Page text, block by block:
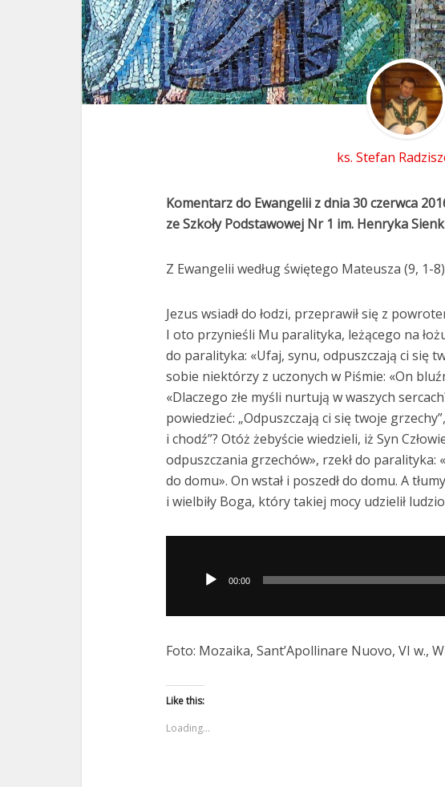
ks. Stefan
Komentarz do Ewangelii z dnia 30 czerwca
ze Szkoły Podstawowej Nr 1 im. Henryka
Z Ewangelii według świętego Mateusza (9, 1-8)
Jezus wsiadł do łodzi, przeprawił się z
I oto przynieśli Mu paralityka, leżącego na
do paralityka: «Ufaj, synu, odpuszczają ci się
sobie niektórzy z uczonych w Piśmie: «On
«Dlaczego złe myśli nurtują w waszych
powiedzieć: „Odpuszczają ci się twoje
i chodź”? Otóż żebyście wiedzieli, iż Syn
odpuszczania grzechów», rzekł do paralityka:
do domu». On wstał i poszedł do domu. A
i wielbiły Boga, który takiej mocy udzielił
dźwiękowych
00:00
Foto: Mozaika, Sant’Apollinare Nuovo, VI w.,
Like this:
Loading...